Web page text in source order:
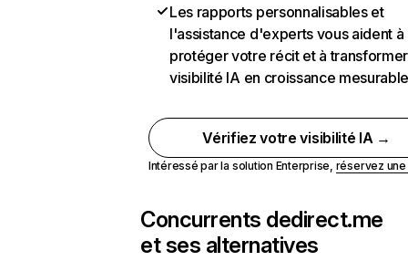
Les rapports personnalisables et
l'assistance d'experts vous aident à
protéger votre récit et à
visibilité IA en croissance
Vérifiez votre visibilité IA →
Intéressé par la solution Enterprise, réservez
Concurrents dedirect.me
et ses alternatives